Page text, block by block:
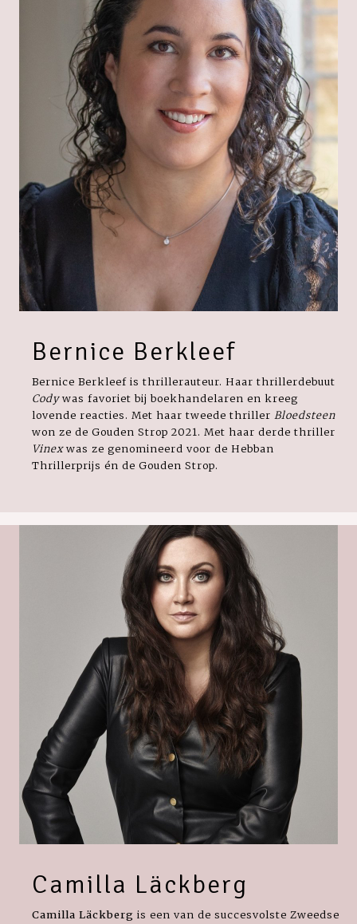
Bernice Berkleef
Bernice Berkleef is thrillerauteur. Haar thrillerdebuut
Codywas favoriet bij boekhandelaren en kreeg
lovende reacties. Met haar tweede thriller Bloedsteen
won ze de Gouden Strop 2021. Met haar derde thriller
Vinexwas ze genomineerd voor de Hebban
Thrillerprijs én de Gouden Strop.
Camilla Läckberg
Camilla Läckberg is een van de succesvolste Zweedse